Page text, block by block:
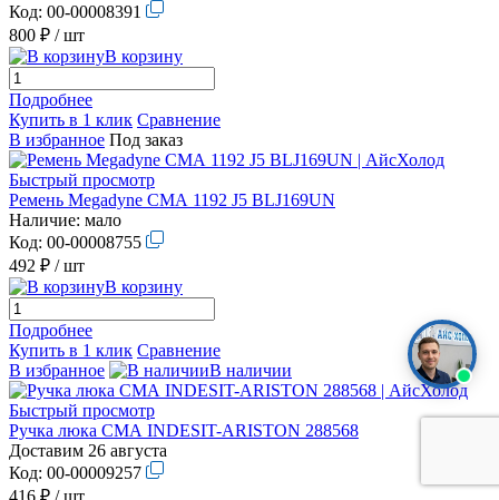
Код: 00-00008391
800 ₽ / шт
В корзину
Подробнее
Купить в 1 клик Сравнение
В избранное Под заказ
Быстрый просмотр
Ремень Megadyne СМА 1192 J5 BLJ169UN
Наличие: мало
Код: 00-00008755
492 ₽ / шт
В корзину
Подробнее
Купить в 1 клик Сравнение
В избранное
В наличии
Быстрый просмотр
Ручка люка СМА INDESIT-ARISTON 288568
Доставим 26 августа
Код: 00-00009257
416 ₽ / шт